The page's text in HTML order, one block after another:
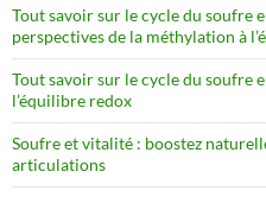
Tout savoir sur le cycle du soufre
perspectives de la méthylation à
Tout savoir sur le cycle du soufre
l’équilibre redox
Soufre et vitalité : boostez
articulations